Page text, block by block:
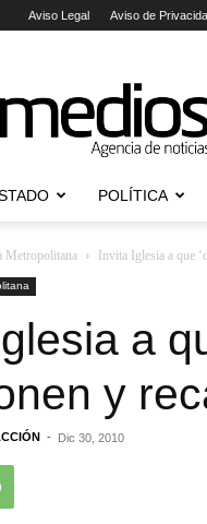
Aviso Legal Aviso de
Agencia
de
Noticias
POLÍTICA
Metropolitana Invita Iglesia a que
a
y
- Dic 30, 2010